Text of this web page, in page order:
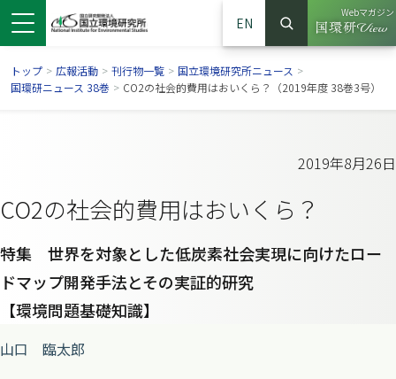
ドウで開きます）
ンドウで開きます）
ウインドウで開きます）
EN
サイト内検索
検索
Webマガジン
（別ウイ
トップ > 広報活動 > 刊行物一覧 > 国立環境研究所ニュース >
国環研ニュース 38巻 > CO2の社会的費用はおいくら？（2019年度 38巻3号）
2019年8月26日
CO2の社会的費用はおいくら？
特集 世界を対象とした低炭素社会実現に向けたロー
ドマップ開発手法とその実証的研究
【環境問題基礎知識】
山口 臨太郎